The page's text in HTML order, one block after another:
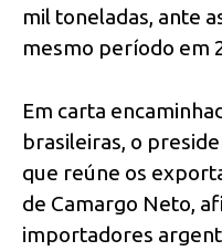
mil toneladas, ante
mesmo período em
Em carta
brasileiras, o
que reúne os
de Camargo Neto,
importadores